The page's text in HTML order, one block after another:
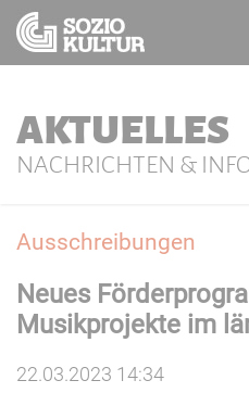
AKTUELLES
NACHRICHTEN &
Ausschreibungen
Neues
Musikprojekte im
22.03.2023 14:34